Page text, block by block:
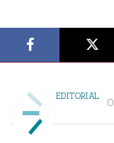
EDITORIAL